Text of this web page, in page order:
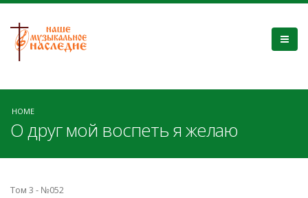
HOME
О друг мой воспеть я желаю
Том 3 - №052